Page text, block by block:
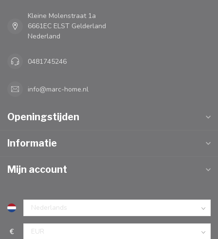
Kleine Molenstraat 1a
6661EC ELST Gelderland
Nederland
0481745246
info@marc-home.nl
Openingstijden
Informatie
Mijn account
€